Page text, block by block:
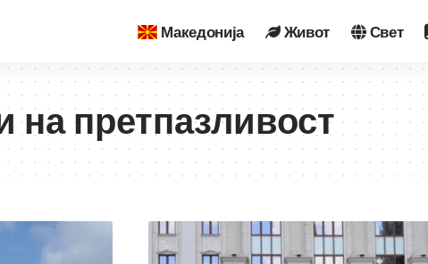
Македонија Живот Свет
на претпазливост